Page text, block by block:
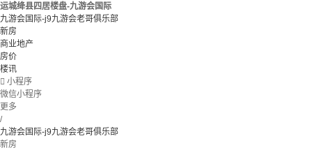
运城绛县四居楼盘-九游会国际
九游会国际-j9九游会老哥俱乐部
新房
商业地产
房价
楼讯
 小程序
微信小程序
更多
/
九游会国际-j9九游会老哥俱乐部
新房